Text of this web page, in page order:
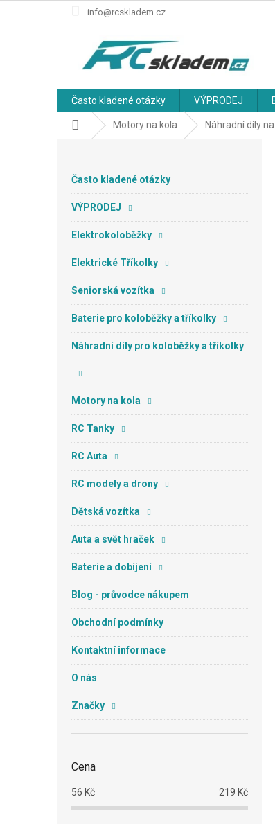
na
info@rcskladem.cz
Často kladené otázky VÝPRODEJ
Domů Motory na kola Náhradní díly
Často kladené otázky
VÝPRODEJ
Elektrokoloběžky
Elektrické Tříkolky
Seniorská vozítka
Baterie pro koloběžky a tříkolky
Náhradní díly pro koloběžky a tříkolky
Motory na kola
RC Tanky
RC Auta
RC modely a drony
Dětská vozítka
Auta a svět hraček
Baterie a dobíjení
Blog - průvodce nákupem
Obchodní podmínky
Kontaktní informace
O nás
Značky
Cena
56 Kč 219 Kč